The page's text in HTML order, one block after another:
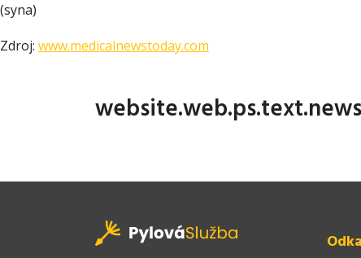
(syna)
Zdroj: www.medicalnewstoday.com